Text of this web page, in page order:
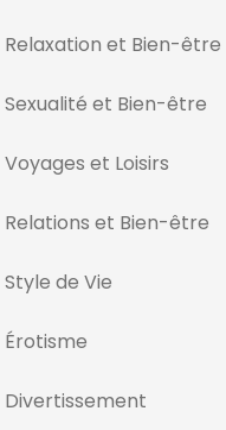
Relaxation et Bien-être
Sexualité et Bien-être
Voyages et Loisirs
Relations et Bien-être
Style de Vie
Érotisme
Divertissement